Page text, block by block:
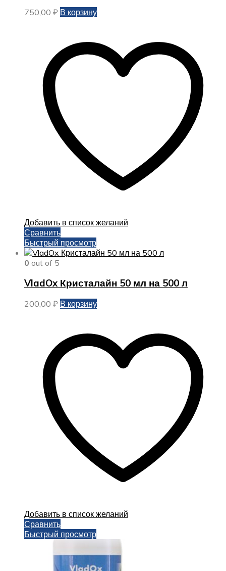
750,00 ₽ В корзину
Добавить в список желаний
Сравнить
Быстрый просмотр
0 out of 5
VladOx Кристалайн 50 мл на 500 л
200,00 ₽ В корзину
Добавить в список желаний
Сравнить
Быстрый просмотр